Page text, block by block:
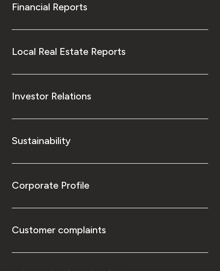
Financial Reports
Local Real Estate Reports
Investor Relations
Sustainability
Corporate Profile
Customer complaints